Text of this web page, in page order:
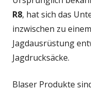
R8, hat sich das
inzwischen zu
Jagdausrüstung
Jagdrucksäcke.
Blaser Produkte